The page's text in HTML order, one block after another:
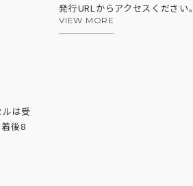
発行URLからアクセスください。
VIEW MORE
は受
後8